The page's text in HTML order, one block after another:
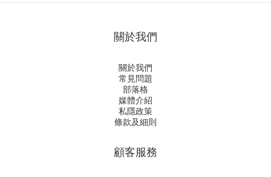
關於我們
關於我們
常見問題
部落格
媒體介紹
私隱政策
條款及細則
顧客服務